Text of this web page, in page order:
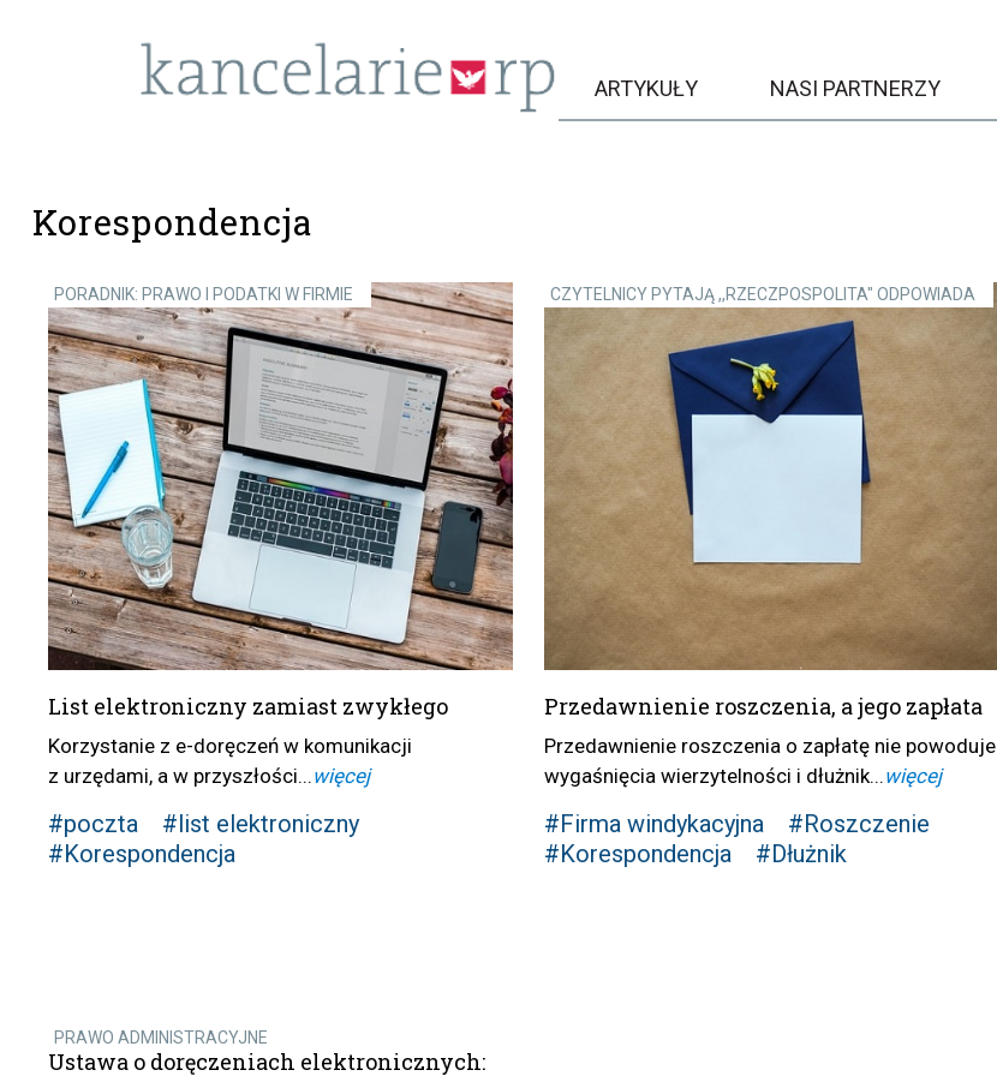
ARTYKUŁY NASI PARTNERZY
Korespondencja
PORADNIK: PRAWO I PODATKI W FIRMIE
List elektroniczny zamiast zwykłego
Korzystanie z e-doręczeń w komunikacji
z urzędami, a w przyszłości...więcej
#poczta
#list elektroniczny
#Korespondencja
CZYTELNICY PYTAJĄ ,,RZECZPOSPOLITA" ODPOWIADA
Przedawnienie roszczenia, a jego zapłata
Przedawnienie roszczenia o zapłatę nie powoduje
wygaśnięcia wierzytelności i dłużnik...więcej
#Firma windykacyjna
#Roszczenie
#Korespondencja
#Dłużnik
PRAWO ADMINISTRACYJNE
Ustawa o doręczeniach elektronicznych: